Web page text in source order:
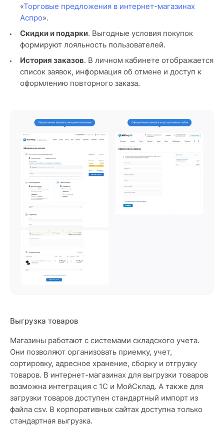
«Торговые предложения в интернет-магазинах
Аспро».
Скидки и подарки. Выгодные условия покупок
формируют лояльность пользователей.
История заказов. В личном кабинете отображается
список заявок, информация об отмене и доступ к
оформлению повторного заказа.
Выгрузка товаров
Магазины работают с системами складского учета.
Они позволяют организовать приемку, учет,
сортировку, адресное хранение, сборку и отгрузку
товаров. В интернет-магазинах для выгрузки товаров
возможна интеграция с 1С и МойСклад. А также для
загрузки товаров доступен стандартный импорт из
файла csv. В корпоративных сайтах доступна только
стандартная выгрузка.